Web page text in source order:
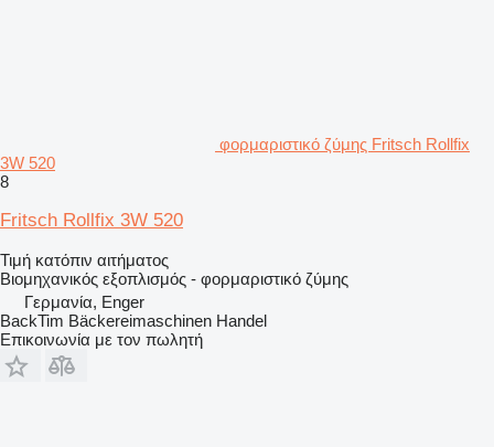
φορμαριστικό ζύμης Fritsch Rollfix
3W 520
8
Fritsch Rollfix 3W 520
Τιμή κατόπιν αιτήματος
Βιομηχανικός εξοπλισμός - φορμαριστικό ζύμης
Γερμανία, Enger
BackTim Bäckereimaschinen Handel
Επικοινωνία με τον πωλητή